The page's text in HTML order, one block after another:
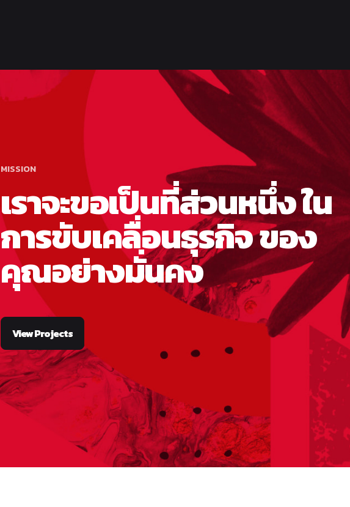
MISSION
เราจะขอเป็นที่ส่วนหนึ่ง ใน
การขับเคลื่อนธุรกิจ ของ
คุณอย่างมั่นคง
View Projects